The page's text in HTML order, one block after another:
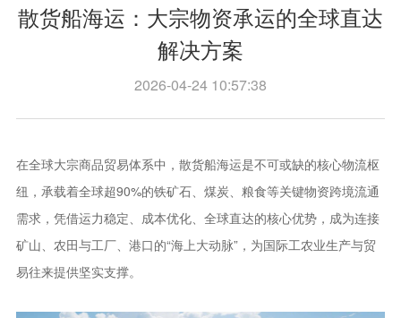
散货船海运：大宗物资承运的全球直达
解决方案
2026-04-24 10:57:38
在全球大宗商品贸易体系中，散货船海运是不可或缺的核心物流枢
纽，承载着全球超90%的铁矿石、煤炭、粮食等关键物资跨境流通
需求，凭借运力稳定、成本优化、全球直达的核心优势，成为连接
矿山、农田与工厂、港口的“海上大动脉”，为国际工农业生产与贸
易往来提供坚实支撑。